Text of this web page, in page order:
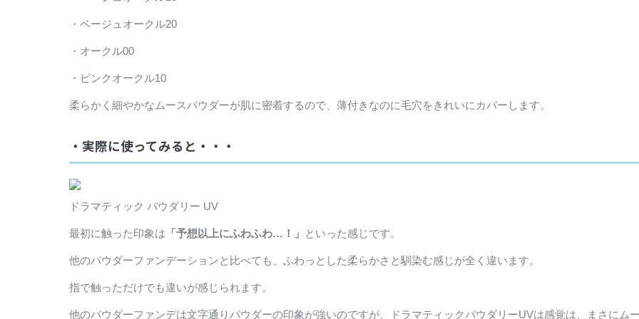
・ベージュオークル20
・オークル00
・ピンクオークル10
柔らかく細やかなムースパウダーが肌に密着するので、薄付きなのに毛穴をきれいにカバーします。
・実際に使ってみると・・・
ドラマティック パウダリー UV
最初に触った印象は 「予想以上にふわふわ…！」 といった感じです。
他のパウダーファンデーションと比べても、ふわっとした柔らかさと馴染む感じが全く違います。
指で触っただけでも違いが感じられます。
他のパウダーファンデは文字通りパウダーの印象が強いのですが、ドラマティックパウダリーUVは感覚は、まさにム